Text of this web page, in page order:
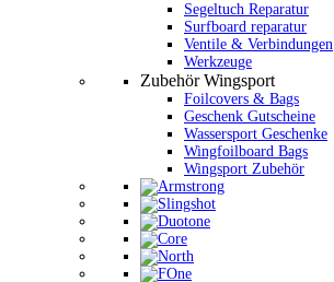
Segeltuch Reparatur
Surfboard reparatur
Ventile & Verbindungen
Werkzeuge
Zubehör Wingsport
Foilcovers & Bags
Geschenk Gutscheine
Wassersport Geschenke
Wingfoilboard Bags
Wingsport Zubehör